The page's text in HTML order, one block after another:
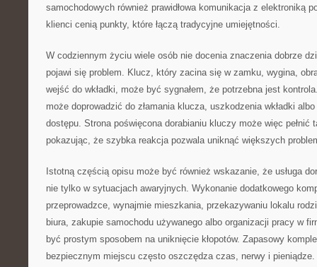
samochodowych również prawidłowa komunikacja z elektroniką
klienci cenią punkty, które łączą tradycyjne umiejętności.
W codziennym życiu wiele osób nie docenia znaczenia dobrze
pojawi się problem. Klucz, który zacina się w zamku, wygina,
wejść do wkładki, może być sygnałem, że potrzebna jest
może doprowadzić do złamania klucza, uszkodzenia wkładki
dostępu. Strona poświęcona dorabianiu kluczy może więc pełnić
pokazując, że szybka reakcja pozwala uniknąć większych
Istotną częścią opisu może być również wskazanie, że usługa
nie tylko w sytuacjach awaryjnych. Wykonanie dodatkowego
przeprowadzce, wynajmie mieszkania, przekazywaniu lokalu
biura, zakupie samochodu używanego albo organizacji pracy w
być prostym sposobem na uniknięcie kłopotów. Zapasowy
bezpiecznym miejscu często oszczędza czas, nerwy i pieniądze.